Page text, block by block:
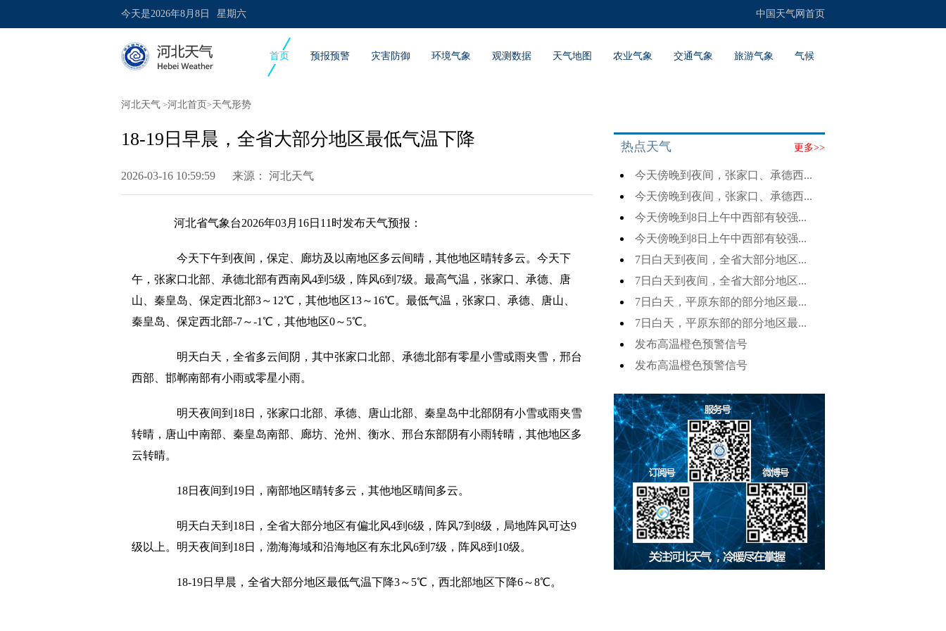
今天是2026年8月8日 星期六 中国天气网首页
首页 预报预警 灾害防御 环境气象 观测数据 天气地图 农业气象 交通气象 旅游气象 气候
河北天气 >河北首页 >天气形势
18-19日早晨，全省大部分地区最低气温下降
2026-03-16 10:59:59 来源： 河北天气
河北省气象台2026年03月16日11时发布天气预报：
今天下午到夜间，保定、廊坊及以南地区多云间晴，其他地区晴转多云。今天下
午，张家口北部、承德北部有西南风4到5级，阵风6到7级。最高气温，张家口、承德、唐
山、秦皇岛、保定西北部3～12℃，其他地区13～16℃。最低气温，张家口、承德、唐山、
秦皇岛、保定西北部-7～-1℃，其他地区0～5℃。
明天白天，全省多云间阴，其中张家口北部、承德北部有零星小雪或雨夹雪，邢台
西部、邯郸南部有小雨或零星小雨。
明天夜间到18日，张家口北部、承德、唐山北部、秦皇岛中北部阴有小雪或雨夹雪
转晴，唐山中南部、秦皇岛南部、廊坊、沧州、衡水、邢台东部阴有小雨转晴，其他地区多
云转晴。
18日夜间到19日，南部地区晴转多云，其他地区晴间多云。
明天白天到18日，全省大部分地区有偏北风4到6级，阵风7到8级，局地阵风可达9
级以上。明天夜间到18日，渤海海域和沿海地区有东北风6到7级，阵风8到10级。
18-19日早晨，全省大部分地区最低气温下降3～5℃，西北部地区下降6～8℃。
更多>>
热点天气
今天傍晚到夜间，张家口、承德西...
今天傍晚到夜间，张家口、承德西...
今天傍晚到8日上午中西部有较强...
今天傍晚到8日上午中西部有较强...
7日白天到夜间，全省大部分地区...
7日白天到夜间，全省大部分地区...
7日白天，平原东部的部分地区最...
7日白天，平原东部的部分地区最...
发布高温橙色预警信号
发布高温橙色预警信号